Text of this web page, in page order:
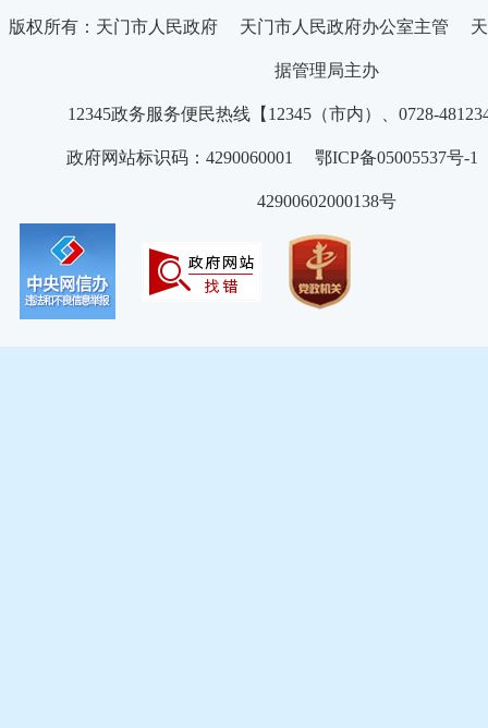
版权所有：天门市人民政府 天门市人民政府办公室主管 天
据管理局主办
12345政务服务便民热线【12345（市内）、0728-
政府网站标识码：4290060001 鄂ICP备05005537号
42900602000138号